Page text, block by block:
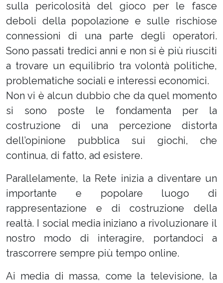
sulla pericolosità del gioco per le fasce
deboli della popolazione e sulle rischiose
connessioni di una parte degli operatori.
Sono passati tredici anni e non si è più riusciti
a trovare un equilibrio tra volontà politiche,
problematiche sociali e interessi economici.
Non vi è alcun dubbio che da quel momento
si sono poste le fondamenta per la
costruzione di una percezione distorta
dell’opinione pubblica sui giochi, che
continua, di fatto, ad esistere.
Parallelamente, la Rete inizia a diventare un
importante e popolare luogo di
rappresentazione e di costruzione della
realtà. I social media iniziano a rivoluzionare il
nostro modo di interagire, portandoci a
trascorrere sempre più tempo online.
Ai media di massa, come la televisione, la